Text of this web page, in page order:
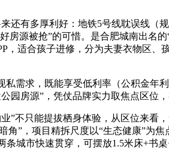
有多厚利好：地铁5号线耽误线（
源被抢”的可惜。是合肥城南出名
适合孩子进修，分为夫妻衣物区
求，既能享受低利率（公积金年
房源”，凭仗品牌实力取焦点区位
只能提拔栖身体验，从区位来看
”，项目精拆尺度以“生态健康”为
城市快速贯穿，可摆放1.5米床+书桌